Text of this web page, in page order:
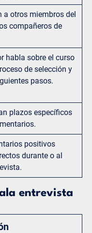
a otros miembros del
compañeros de
habla sobre el curso
de selección y
pasos.
plazos específicos
positivos
durante o al
entrevista